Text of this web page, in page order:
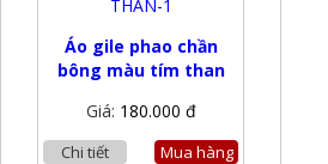
Áo gile phao chần
bông màu tím than
Giá: 180.000 đ
Chi tiết Mua hàng